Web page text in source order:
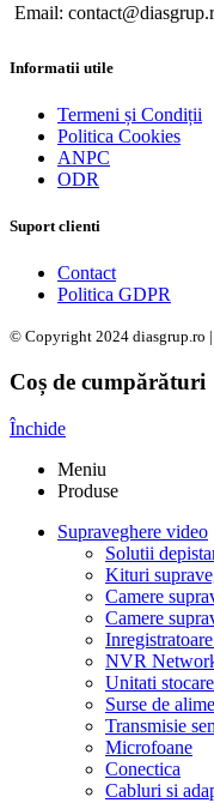
Email:
Informatii utile
Termeni și Condiții
Politica Cookies
ANPC
ODR
Suport clienti
Contact
Politica GDPR
© Copyright 2024 diasgrup.ro
Coș de cumpărături
Închide
Meniu
Produse
Supraveghere video
Solutii
Kituri
Camere
Camere
NVR
Unitati
Surse de
Transmisie
Microfoane
Conectica
Cabluri si